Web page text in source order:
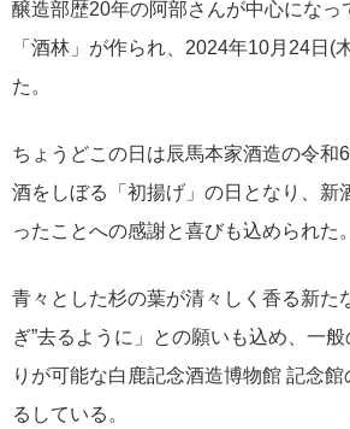
醸造部歴20年の阿部さんが中心になっ
「酒林」が作られ、2024年10月24日(
た。
ちょうどこの日は辰馬本家酒造の令和
酒をしぼる「初揚げ」の日となり、新
ったことへの感謝と喜びも込められた。
青々とした杉の葉が清々しく香る新た
ぎ”去るように」との願いも込め、一
りが可能な白鹿記念酒造博物館 記念
るしている。